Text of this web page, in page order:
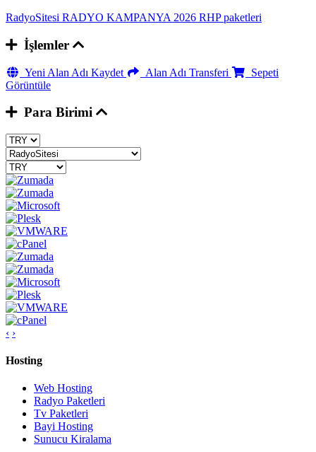
RadyoSitesi RADYO KAMPANYA 2026 RHP paketleri
İşlemler
Yeni Alan Adı Kaydet Alan Adı Transferi
Sepeti
Görüntüle
Para Birimi
‹ ›
Hosting
Web Hosting
Radyo Paketleri
Tv Paketleri
Bayi Hosting
Sunucu Kiralama